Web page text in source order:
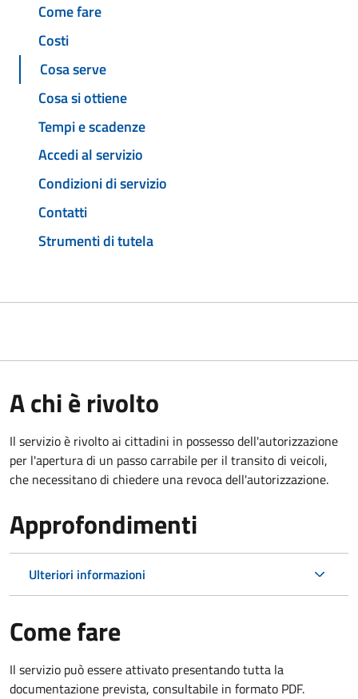
Come fare
Costi
Cosa serve
Cosa si ottiene
Tempi e scadenze
Accedi al servizio
Condizioni di servizio
Contatti
Strumenti di tutela
A chi è rivolto
Il servizio è rivolto ai cittadini in possesso dell'autorizzazione
per l'apertura di un passo carrabile per il transito di veicoli,
che necessitano di chiedere una revoca dell'autorizzazione.
Approfondimenti
Ulteriori informazioni
Come fare
Il servizio può essere attivato presentando tutta la
documentazione prevista, consultabile in formato PDF.